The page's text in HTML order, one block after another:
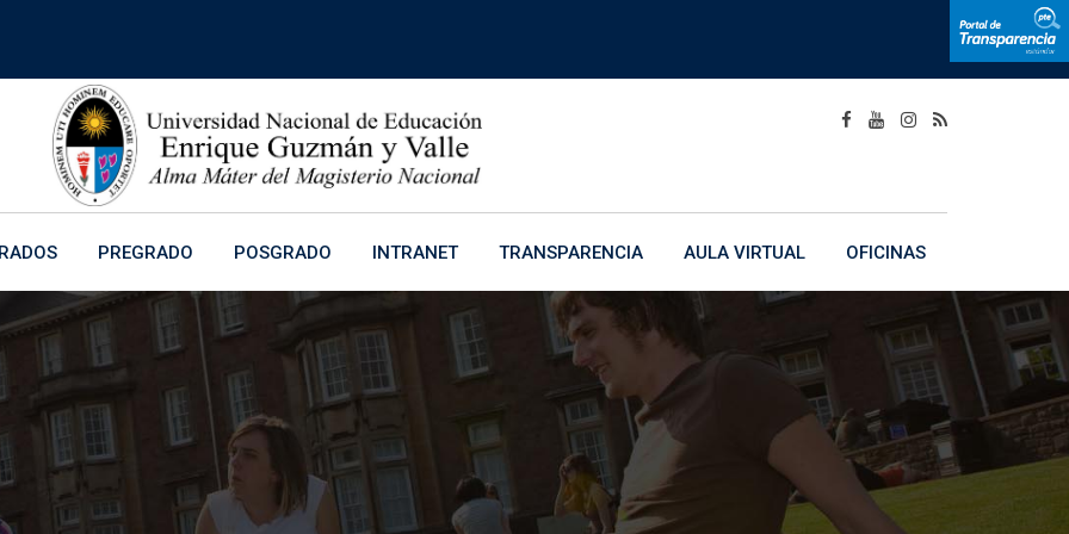
PREGRADO POSGRADO INTRANET TRANSPARENCIA AULA VIRTUAL OFICINAS